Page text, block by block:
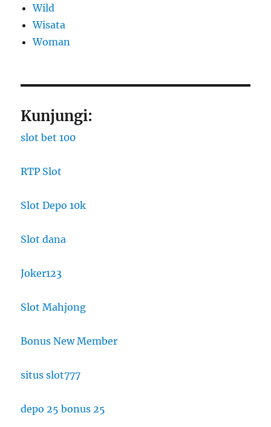
Wild
Wisata
Woman
Kunjungi:
slot bet 100
RTP Slot
Slot Depo 10k
Slot dana
Joker123
Slot Mahjong
Bonus New Member
situs slot777
depo 25 bonus 25